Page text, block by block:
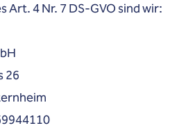
Art. 4 Nr. 7 DS-GVO sind wir:
26